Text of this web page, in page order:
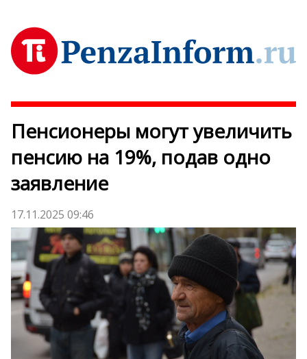
Пенсионеры могут увеличить
пенсию на 19%, подав одно
заявление
17.11.2025 09:46